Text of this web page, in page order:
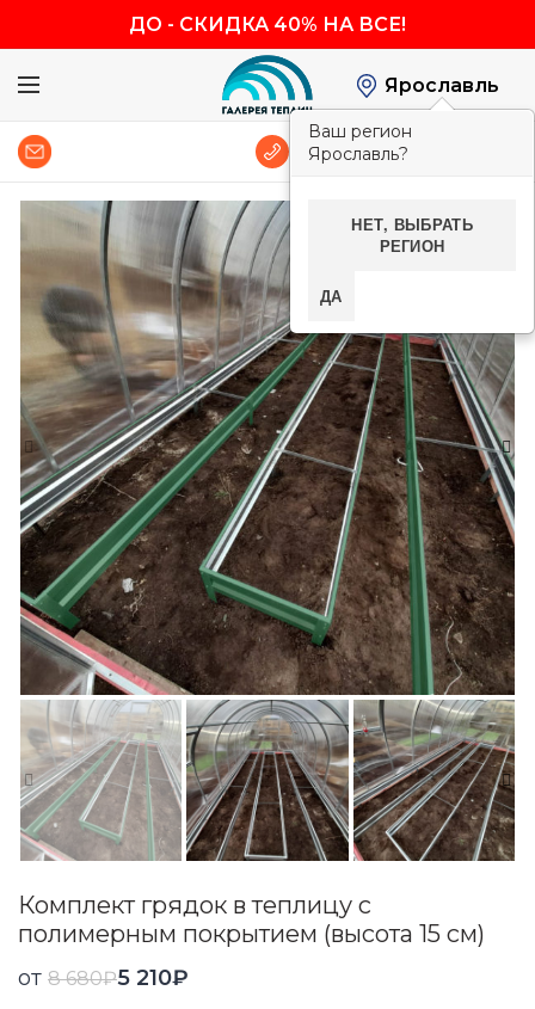
ДО - СКИДКА 40% НА ВСЕ!
Ярославль
Ваш регион
Ярославль?
НЕТ, ВЫБРАТЬ
РЕГИОН
ДА
8 (800) 600-83-54
-40%
Комплект грядок в теплицу с
полимерным покрытием (высота 15 см)
от 8 680₽5 210₽